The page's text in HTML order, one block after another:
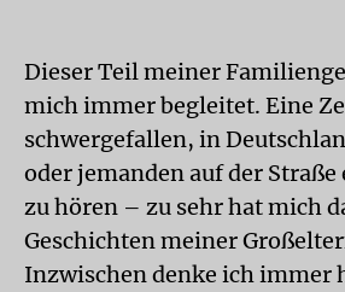
Dieser Teil meiner
mich immer begleitet. Eine
schwergefallen, in
oder jemanden auf der
zu hören – zu sehr hat mich
Geschichten meiner
Inzwischen denke ich immer